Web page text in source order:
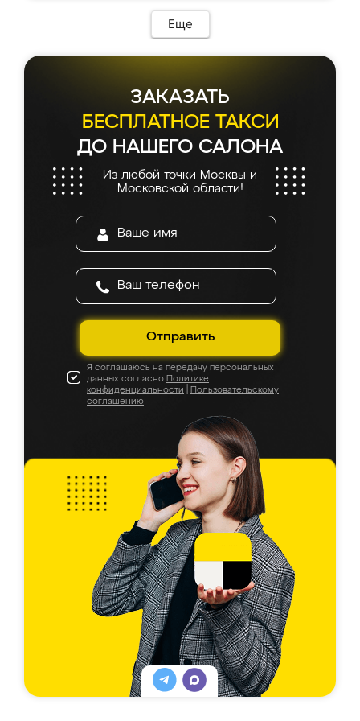
Еще
ЗАКАЗАТЬ
БЕСПЛАТНОЕ ТАКСИ
ДО НАШЕГО САЛОНА
Из любой точки Москвы и
Московской области!
Отправить
Я соглашаюсь на передачу персональных
данных согласно Политике
конфиденциальности
Пользовательскому
соглашению